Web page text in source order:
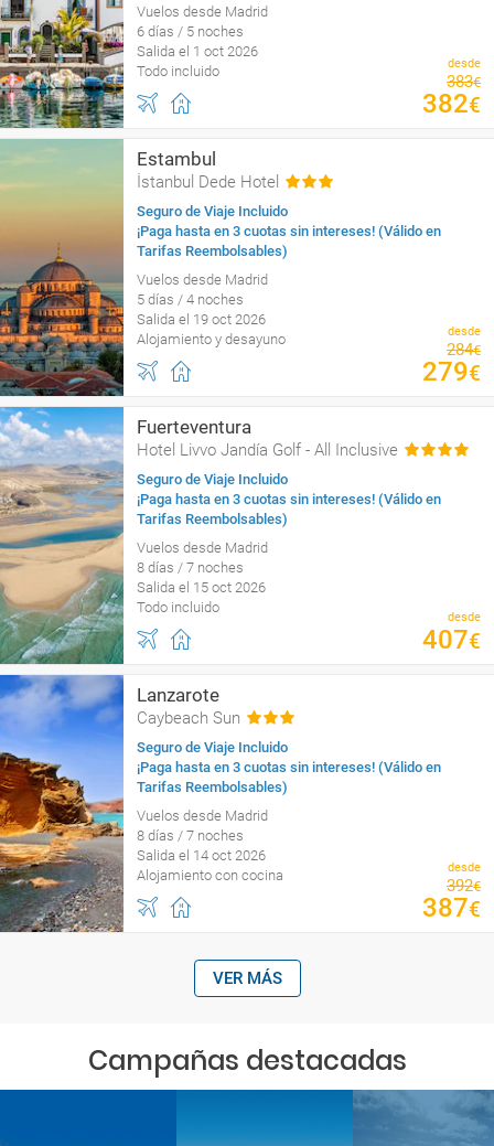
Vuelos desde Madrid
6 días / 5 noches
Salida el 1 oct 2026
Todo incluido
desde
383€
382€
Estambul
İstanbul Dede Hotel
Seguro de Viaje Incluido
¡Paga hasta en 3 cuotas sin intereses! (Válido en
Tarifas Reembolsables)
Vuelos desde Madrid
5 días / 4 noches
Salida el 19 oct 2026
Alojamiento y desayuno
desde
284€
279€
Fuerteventura
Hotel Livvo Jandía Golf - All Inclusive
Seguro de Viaje Incluido
¡Paga hasta en 3 cuotas sin intereses! (Válido en
Tarifas Reembolsables)
Vuelos desde Madrid
8 días / 7 noches
Salida el 15 oct 2026
Todo incluido
desde
407€
Lanzarote
Caybeach Sun
Seguro de Viaje Incluido
¡Paga hasta en 3 cuotas sin intereses! (Válido en
Tarifas Reembolsables)
Vuelos desde Madrid
8 días / 7 noches
Salida el 14 oct 2026
Alojamiento con cocina
desde
392€
387€
VER MÁS
Campañas destacadas